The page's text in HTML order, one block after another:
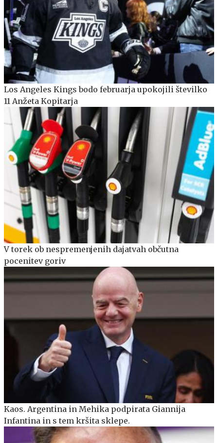
Los Angeles Kings bodo februarja upokojili številko
11 Anžeta Kopitarja
V torek ob nespremenjenih dajatvah občutna
pocenitev goriv
Kaos. Argentina in Mehika podpirata Giannija
Infantina in s tem kršita sklepe.